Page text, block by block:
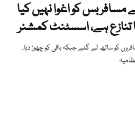
بس کو اغوا نہیں کیا
تنازع ہے، اسسٹنٹ کمشنر
کو ساتھ لے گئے جبکہ باقی کو چھوڑ دیا،